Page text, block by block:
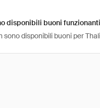
disponibili buoni
sono disponibili buoni per